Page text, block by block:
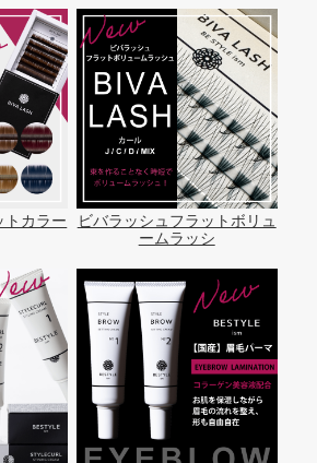
トカラー
ビバラッシュフラットボリュ
ームラッシ